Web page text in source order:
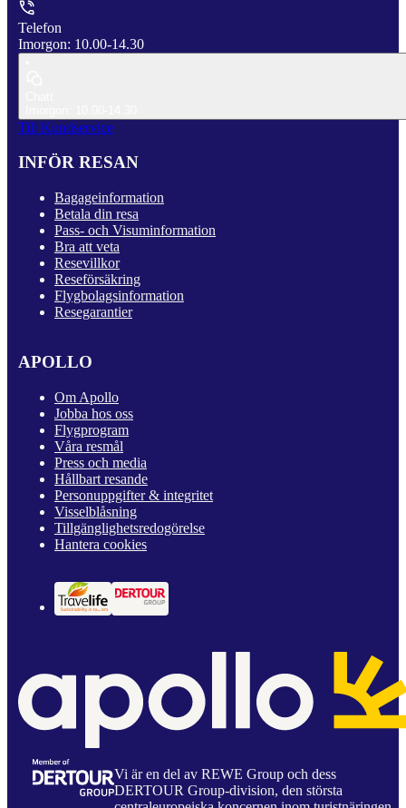
Telefon
Imorgon: 10.00-14.30
Till Kundservice
INFÖR RESAN
Bagageinformation
Betala din resa
Pass- och Visuminformation
Bra att veta
Resevillkor
Reseförsäkring
Flygbolagsinformation
Resegarantier
APOLLO
Om Apollo
Jobba hos oss
Flygprogram
Våra resmål
Press och media
Hållbart resande
Personuppgifter & integritet
Visselblåsning
Tillgänglighetsredogörelse
Hantera cookies
Vi är en del av REWE Group och dess
DERTOUR Group-division, den största